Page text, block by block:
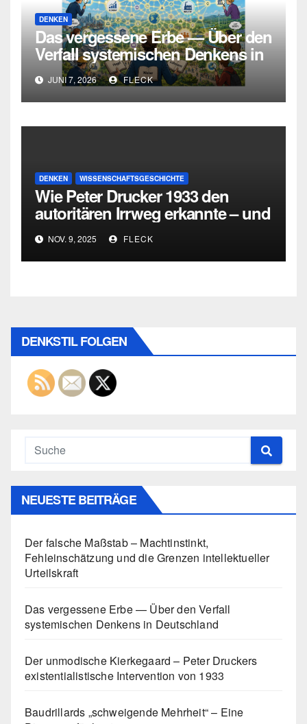
DENKEN
Das vergessene Erbe — Über den
Verfall systemischen Denkens in
Deutschland
JUNI 7, 2026 FLECK
DENKEN WISSENSCHAFTSGESCHICHTE
Wie Peter Drucker 1933 den
autoritären Irrweg erkannte – und
den dritten Weg zwischen
Totalitarismus und Liberalismus
entwickelte
NOV. 9, 2025 FLECK
DENKSTIL FOLGEN
NEUESTE BEITRÄGE
Der falsche Maßstab – Machtinstinkt,
Fehleinschätzung und die Grenzen intellektueller
Urteilskraft
Das vergessene Erbe — Über den Verfall
systemischen Denkens in Deutschland
Der unmodische Kierkegaard – Peter Druckers
existentialistische Intervention von 1933
Baudrillards „schweigende Mehrheit“ – Eine